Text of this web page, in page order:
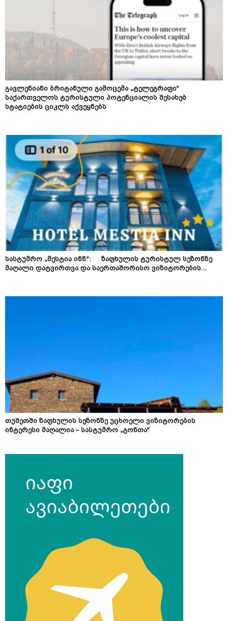
გავლენიანი ბრიტანული გამოცემა „ტელეგრაფი“
საქართველოს ტურისტული პოტენციალის შესახებ
სტატიების ციკლს აქვეყნებს
სასტუმრო „მესტია ინნ“: ზაფხულის ტურისტულ სეზონზე
მაღალი დატვირთვა და საერთაშორისო ვიზიტორების...
თუშეთში ზაფხულის სეზონზე უცხოელი ვიზიტორების
ინტერესი მაღალია – სასტუმრო „გონთა“